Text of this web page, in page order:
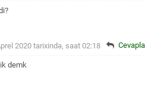
2020 tarixində, saat 02:18
demk
Cevapla